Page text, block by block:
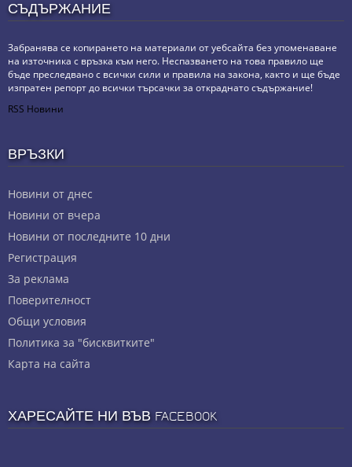
СЪДЪРЖАНИЕ
Забранява се копирането на материали от уебсайта без упоменаване
на източника с връзка към него. Неспазването на това правило ще
бъде преследвано с всички сили и правила на закона, както и ще бъде
изпратен репорт до всички търсачки за откраднато съдържание!
RSS Новини
ВРЪЗКИ
Новини от днес
Новини от вчера
Новини от последните 10 дни
Регистрация
За реклама
Πoвepитeлнocт
Общи условия
Политика за "бисквитките"
Карта на сайта
ХАРЕСАЙТЕ НИ ВЪВ FACEBOOK